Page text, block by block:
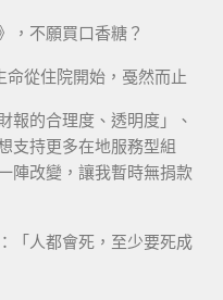
，不願買口香糖？
命從住院開始，戞然而止
報的合理度、透明度」、
支持更多在地服務型組
陣改變，讓我暫時無捐款
「人都會死，至少要死成